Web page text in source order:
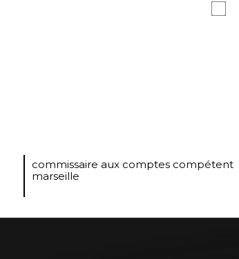
commissaire aux comptes compétent
marseille